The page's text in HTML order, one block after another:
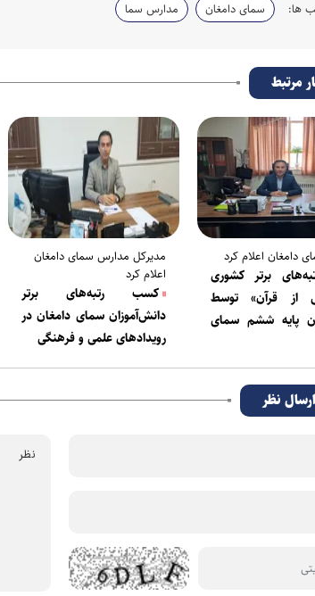
ها: سمای دامغان مدارس سما
مرتبط
دامغان اعلام کرد
برتر کشوری
از قرآن» توسط
پایه ششم سمای
مدیرکل مدارس سمای دامغان
اعلام کرد
کسب رتبه‌های برتر
دانش‌آموزان سمای دامغان در
رویدادهای علمی و فرهنگی
ارسال نظر